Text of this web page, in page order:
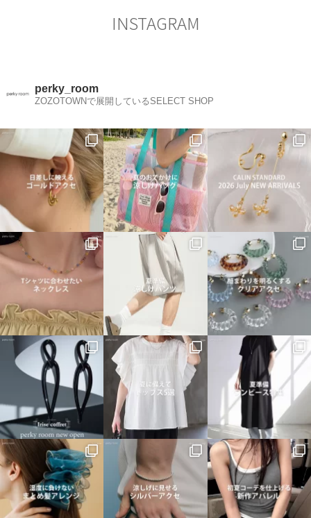
INSTAGRAM
perky_room
ZOZOTOWNで展開しているSELECT SHOP